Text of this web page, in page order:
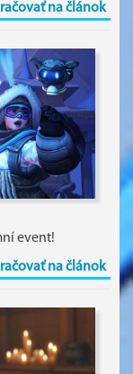
na článok
event!
na článok